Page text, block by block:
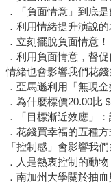
．「負面情意」到底是
．利用情緒提升演說
．立刻擺脫負面情意！
．利用負面情意，督
情緒也會影響我們花
．亞馬遜利用「無現
．為什麼標價20.00比
．「目標漸近效應」
．花錢買幸福的五種
「控制感」會影響我
．人是熱衷控制的動物
．南加州大學關於抽